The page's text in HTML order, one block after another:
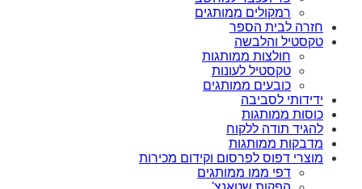
רמקולים ממותגים
חזרה לבית הספר
טקסטיל והלבשה
חולצות ממותגות
טקסטיל לעונות
כובעים ממותגים
ידידותי לסביבה
כוסות ממותגות
להגיד תודה ללקוח
מדבקות ממותגות
מוצרי דפוס לפרסום וקידום מכירות
דפי ממו ממותגים